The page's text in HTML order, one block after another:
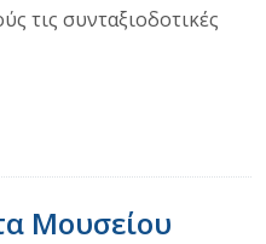
τις συνταξιοδοτικές
Μουσείου